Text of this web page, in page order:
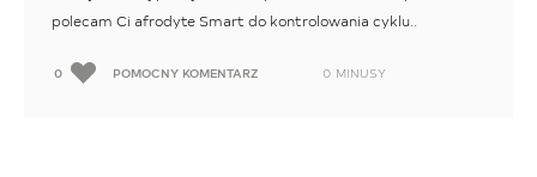
polecam Ci afrodyte Smart do kontrolowania cyklu..
0 POMOCNY KOMENTARZ 0 MINUSY